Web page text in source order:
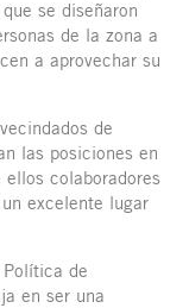
se diseñaron
de la zona a
a aprovechar su
de
las posiciones en
colaboradores
excelente lugar
de
en ser una